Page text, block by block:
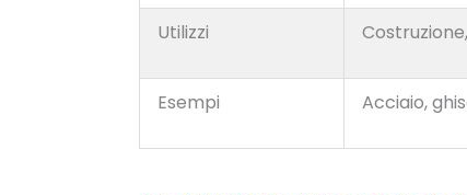
Utilizzi
Esempi Acciaio,